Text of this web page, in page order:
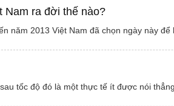
Nam ra đời thế nào?
năm 2013 Việt Nam đã chọn ngày này
tốc độ đó là một thực tế ít được nói